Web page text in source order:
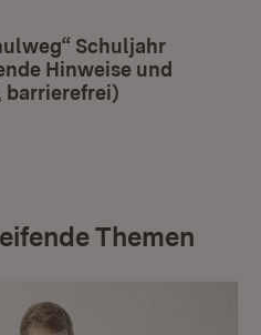
Schuljahr
Hinweise und
barrierefrei)
Themen